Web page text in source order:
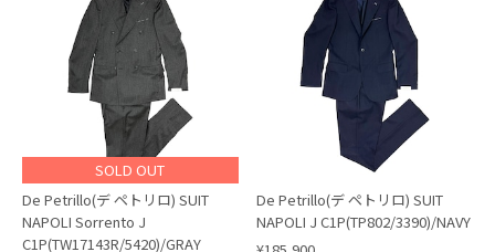
SOLD OUT
De Petrillo(デ ペトリロ) SUIT
NAPOLI Sorrento J
C1P(TW17143R/5420)/GRAY
De Petrillo(デ ペトリロ) SUIT
NAPOLI J C1P(TP802/3390)/NAVY